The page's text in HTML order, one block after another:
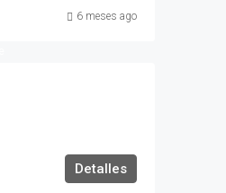
6 meses ago
Detalles